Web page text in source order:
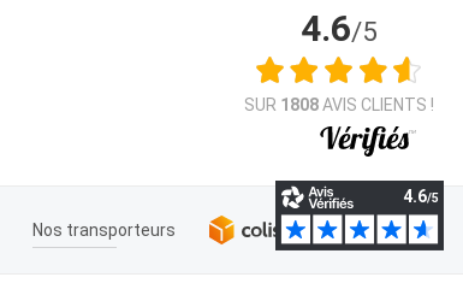
4.6/5
SUR 1808AVIS CLIENTS !
Nos transporteurs